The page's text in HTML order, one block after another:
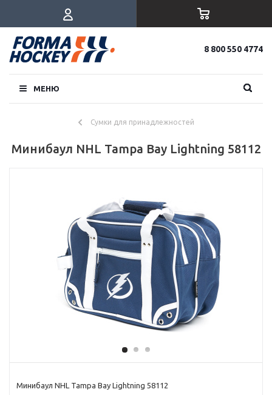
8 800 550 4774
МЕНЮ
Сумки для принадлежностей
Минибаул NHL Tampa Bay Lightning 58112
Минибаул NHL Tampa Bay Lightning 58112